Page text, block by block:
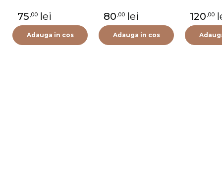
75 ,00 lei
Adauga in cos
80 ,00 lei
Adauga in cos
120 ,00